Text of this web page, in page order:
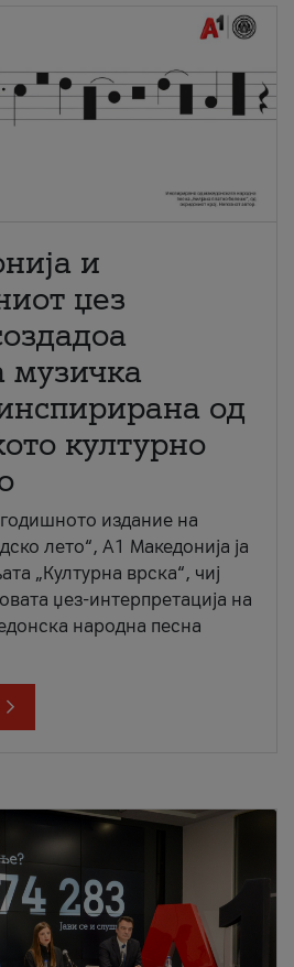
и
џез
музичка
од
културно
издание на
лето“, А1 Македонија ја
„Културна врска“, чиј
џез-интерпретација на
народна песна